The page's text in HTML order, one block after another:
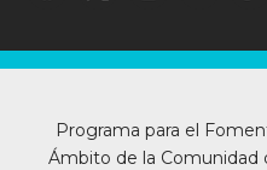
Programa para el
Ámbito de la Comunidad